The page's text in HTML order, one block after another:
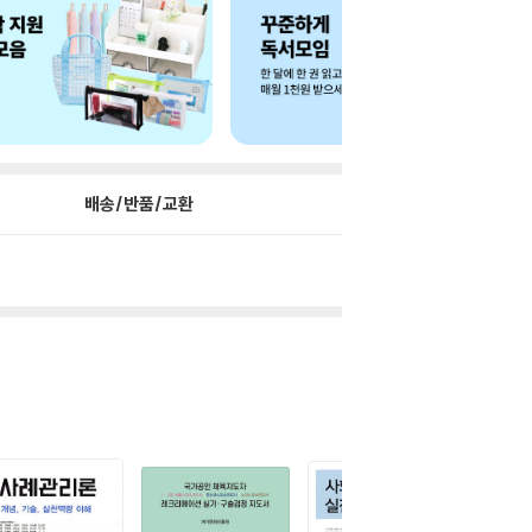
배송/반품/교환